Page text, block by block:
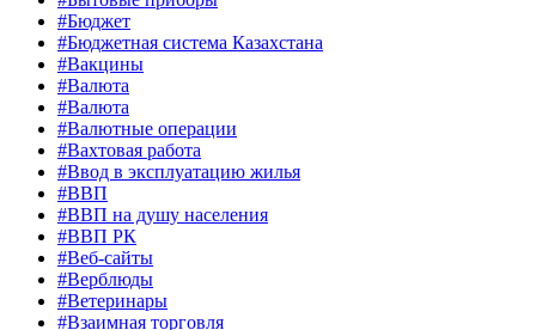
#Бюджет
#Бюджетная система Казахстана
#Вакцины
#Валюта
#Валюта
#Валютные операции
#Вахтовая работа
#Ввод в эксплуатацию жилья
#ВВП
#ВВП на душу населения
#ВВП РК
#Веб-сайты
#Верблюды
#Ветеринары
#Взаимная торговля